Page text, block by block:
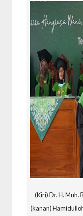
(Kiri) Dr. H. Muh.
(kanan)